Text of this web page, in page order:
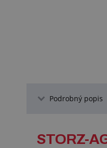
Podrobný popis
STORZ-